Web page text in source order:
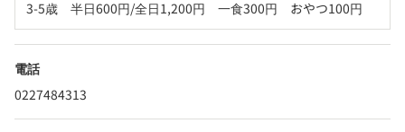
3-5歳　半日600円/全日1,200円　一食300円　おやつ100円
電話
0227484313